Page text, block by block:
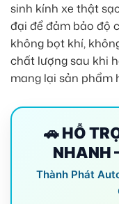
sinh kính xe thật
đại để đảm bảo độ
không bọt khí,
chất lượng sau khi
mang lại sản phẩm
🚗 HỖ
NHANH
Thành Phát